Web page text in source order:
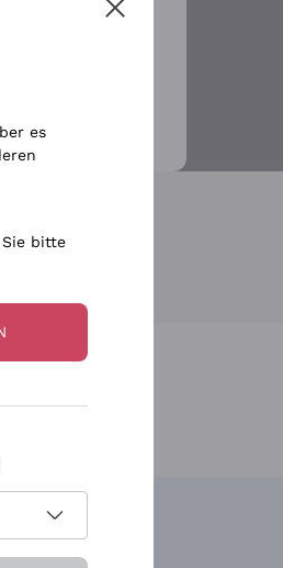
Chardonnay
Brauchen Sie Hilfe?
es
bitte